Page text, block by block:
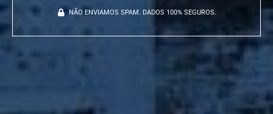
NÃO ENVIAMOS SPAM. DADOS 100% SEGUROS.